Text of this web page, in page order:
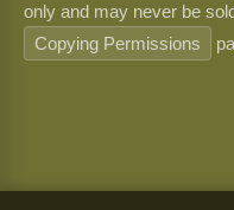
only and may never be
Copying Permissions